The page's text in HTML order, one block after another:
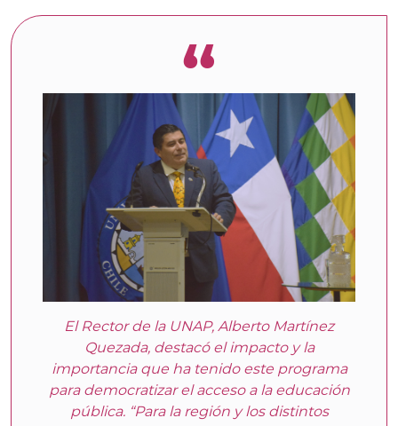
El Rector de la UNAP, Alberto Martínez
Quezada, destacó el impacto y la
importancia que ha tenido este programa
para democratizar el acceso a la educación
pública. “Para la región y los distintos